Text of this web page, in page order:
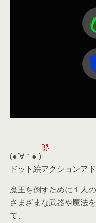
(●´∀｀● )
ドット絵アクションア
魔王を倒すために１人
さまざまな武器や魔法
て、